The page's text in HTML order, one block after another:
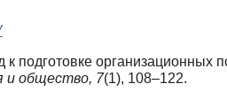
организационных
и общество, 7(1), 108–122.